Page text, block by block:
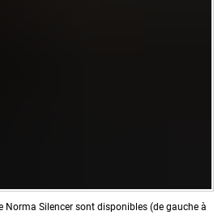
Norma Silencer sont disponibles (de gauche à